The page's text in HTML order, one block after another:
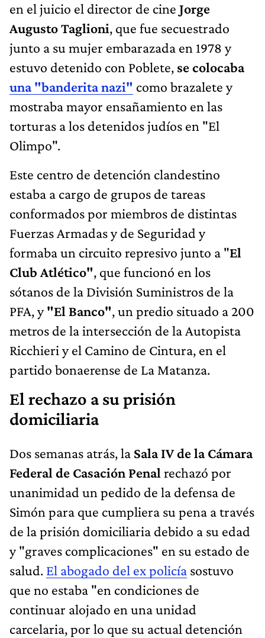
en el juicio el director de cine Jorge
Augusto Taglioni, que fue secuestrado
junto a su mujer embarazada en 1978 y
estuvo detenido con Poblete, se colocaba
una "banderita nazi" como brazalete y
mostraba mayor ensañamiento en las
torturas a los detenidos judíos en "El
Olimpo".
Este centro de detención clandestino
estaba a cargo de grupos de tareas
conformados por miembros de distintas
Fuerzas Armadas y de Seguridad y
formaba un circuito represivo junto a "El
Club Atlético", que funcionó en los
sótanos de la División Suministros de la
PFA, y"El Banco", un predio situado a 200
metros de la intersección de la Autopista
Ricchieri y el Camino de Cintura, en el
partido bonaerense de La Matanza.
El rechazo a su prisión
domiciliaria
Dos semanas atrás, la Sala IV de la Cámara
Federal de Casación Penal rechazó por
unanimidad un pedido de la defensa de
Simón para que cumpliera su pena a través
de la prisión domiciliaria debido a su edad
y "graves complicaciones" en su estado de
salud. El abogado del ex policía sostuvo
que no estaba "en condiciones de
continuar alojado en una unidad
carcelaria, por lo que su actual detención